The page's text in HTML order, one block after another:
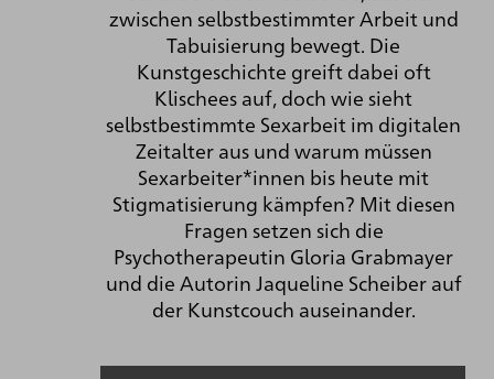
zwischen selbstbestimmter Arbeit und
Tabuisierung bewegt. Die
Kunstgeschichte greift dabei oft
Klischees auf, doch wie sieht
selbstbestimmte Sexarbeit im digitalen
Zeitalter aus und warum müssen
Sexarbeiter*innen bis heute mit
Stigmatisierung kämpfen? Mit diesen
Fragen setzen sich die
Psychotherapeutin Gloria Grabmayer
und die Autorin Jaqueline Scheiber auf
der Kunstcouch auseinander.